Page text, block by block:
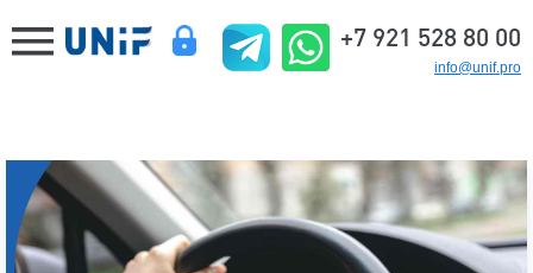
+7 921 528 80 00
info@unif.pro